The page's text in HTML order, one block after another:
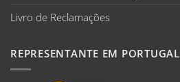
Livro de Reclamações
REPRESENTANTE EM PORTUGAL